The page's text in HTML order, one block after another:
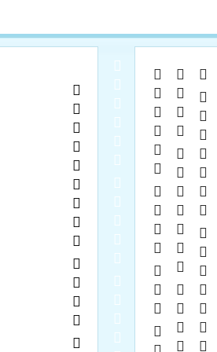
  